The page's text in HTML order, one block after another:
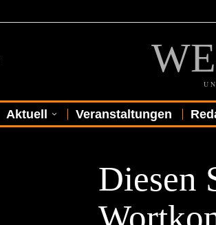
Aktuell Veranstaltungen
Diesen